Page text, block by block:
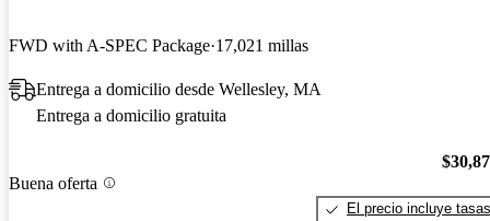
FWD with A-SPEC Package 17,021 millas
Entrega a domicilio desde Wellesley, MA
Entrega a domicilio gratuita
Buena oferta
El precio incluye tasas